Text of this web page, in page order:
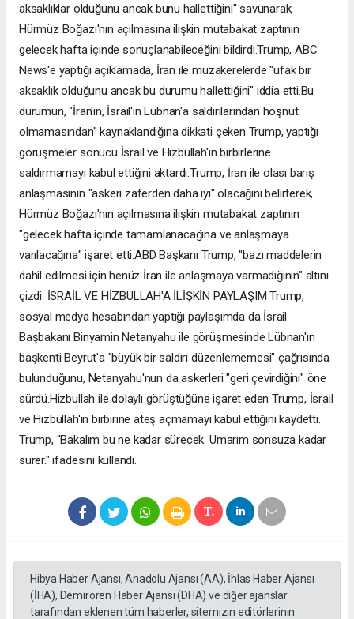
aksaklıklar olduğunu ancak bunu hallettiğini" savunarak,
Hürmüz Boğazı'nın açılmasına ilişkin mutabakat zaptının
gelecek hafta içinde sonuçlanabileceğini bildirdi.Trump, ABC
News'e yaptığı açıklamada, İran ile müzakerelerde "ufak bir
aksaklık olduğunu ancak bu durumu hallettiğini" iddia etti.Bu
durumun, "İran'ın, İsrail'in Lübnan'a saldırılarından hoşnut
olmamasından" kaynaklandığına dikkati çeken Trump, yaptığı
görüşmeler sonucu İsrail ve Hizbullah'ın birbirlerine
saldırmamayı kabul ettiğini aktardı.Trump, İran ile olası barış
anlaşmasının "askeri zaferden daha iyi" olacağını belirterek,
Hürmüz Boğazı'nın açılmasına ilişkin mutabakat zaptının
"gelecek hafta içinde tamamlanacağına ve anlaşmaya
varılacağına" işaret etti.ABD Başkanı Trump, "bazı maddelerin
dahil edilmesi için henüz İran ile anlaşmaya varmadığının" altını
çizdi. İSRAİL VE HİZBULLAH'A İLİŞKİN PAYLAŞIM Trump,
sosyal medya hesabından yaptığı paylaşımda da İsrail
Başbakanı Binyamin Netanyahu ile görüşmesinde Lübnan'ın
başkenti Beyrut'a "büyük bir saldırı düzenlememesi" çağrısında
bulunduğunu, Netanyahu'nun da askerleri "geri çevirdiğini" öne
sürdü.Hizbullah ile dolaylı görüştüğüne işaret eden Trump, İsrail
ve Hizbullah'ın birbirine ateş açmamayı kabul ettiğini kaydetti.
Trump, "Bakalım bu ne kadar sürecek. Umarım sonsuza kadar
sürer." ifadesini kullandı.
Hibya Haber Ajansı, Anadolu Ajansı (AA), İhlas Haber Ajansı
(İHA), Demirören Haber Ajansı (DHA) ve diğer ajanslar
tarafından eklenen tüm haberler, sitemizin editörlerinin